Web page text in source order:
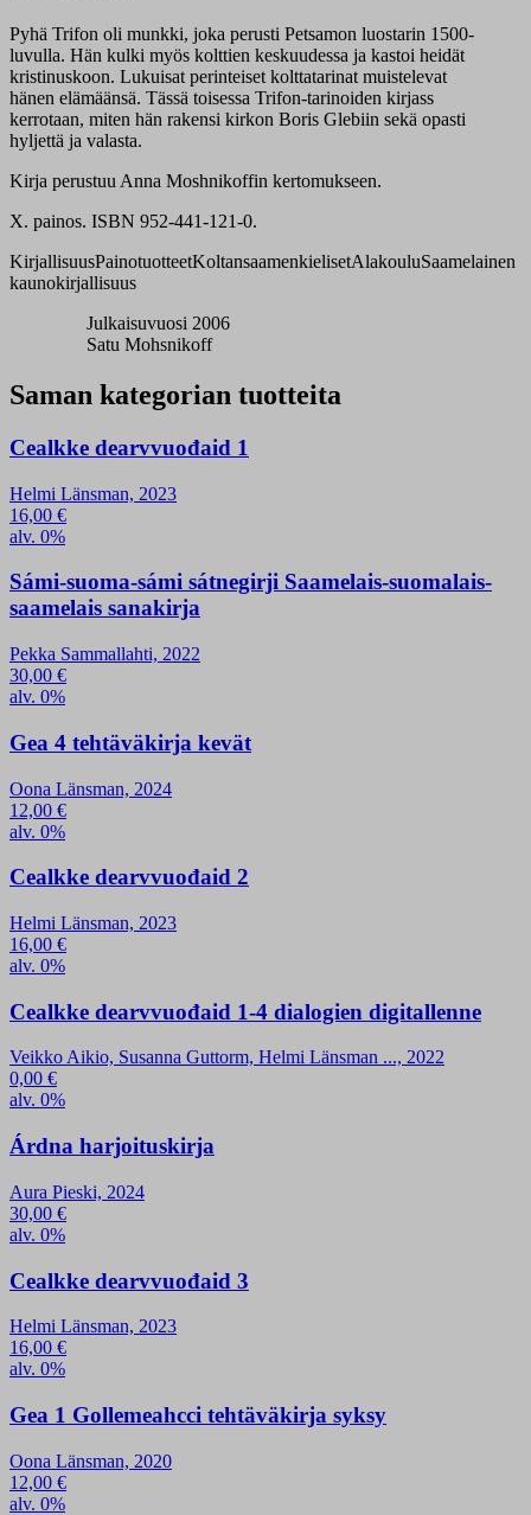
Pyhä Trifon oli munkki, joka perusti Petsamon luostarin 1500-
luvulla. Hän kulki myös kolttien keskuudessa ja kastoi heidät
kristinuskoon. Lukuisat perinteiset kolttatarinat muistelevat
hänen elämäänsä. Tässä toisessa Trifon-tarinoiden kirjass
kerrotaan, miten hän rakensi kirkon Boris Glebiin sekä opasti
hyljettä ja valasta.
Kirja perustuu Anna Moshnikoffin kertomukseen.
X. painos. ISBN 952-441-121-0.
KirjallisuusPainotuotteetKoltansaamenkielisetAlakouluSaamelainen
kaunokirjallisuus
Julkaisuvuosi 2006
Satu Mohsnikoff
Saman kategorian tuotteita
Cealkke dearvvuođaid 1
Helmi Länsman, 2023
16,00 €
alv. 0%
Sámi-suoma-sámi sátnegirji Saamelais-suomalais-
saamelais sanakirja
Pekka Sammallahti, 2022
30,00 €
alv. 0%
Gea 4 tehtäväkirja kevät
Oona Länsman, 2024
12,00 €
alv. 0%
Cealkke dearvvuođaid 2
Helmi Länsman, 2023
16,00 €
alv. 0%
Cealkke dearvvuođaid 1-4 dialogien digitallenne
Veikko Aikio, Susanna Guttorm, Helmi Länsman ..., 2022
0,00 €
alv. 0%
Árdna harjoituskirja
Aura Pieski, 2024
30,00 €
alv. 0%
Cealkke dearvvuođaid 3
Helmi Länsman, 2023
16,00 €
alv. 0%
Gea 1 Gollemeahcci tehtäväkirja syksy
Oona Länsman, 2020
12,00 €
alv. 0%